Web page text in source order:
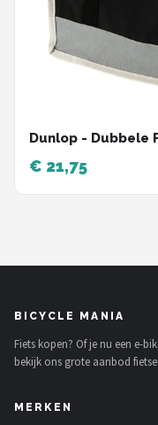
Dunlop - Dubbele
€ 21,75
BICYCLE MANIA
Fiets kopen? Of je nu een e-
bekijk ons grote aanbod
MERKEN